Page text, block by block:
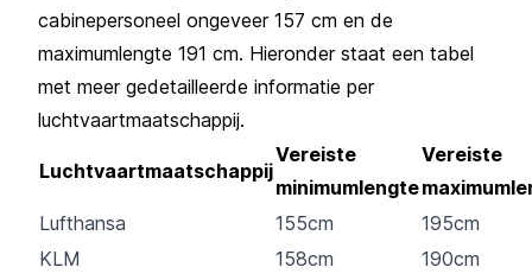
cabinepersoneel ongeveer 157 cm en de
maximumlengte 191 cm. Hieronder staat een tabel
met meer gedetailleerde informatie per
luchtvaartmaatschappij.
Luchtvaartmaatschappij
Vereiste
minimumlengte
Vereiste
Lufthansa
155cm
195cm
KLM
158cm
190cm